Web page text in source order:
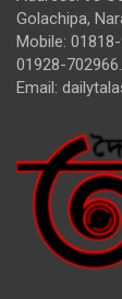
Golachipa,
Mobile:
01928-702966.
Email: